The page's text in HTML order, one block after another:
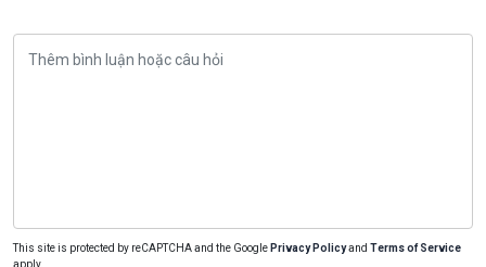
This site is protected by reCAPTCHA and the Google Privacy Policyand Terms of Service
apply.